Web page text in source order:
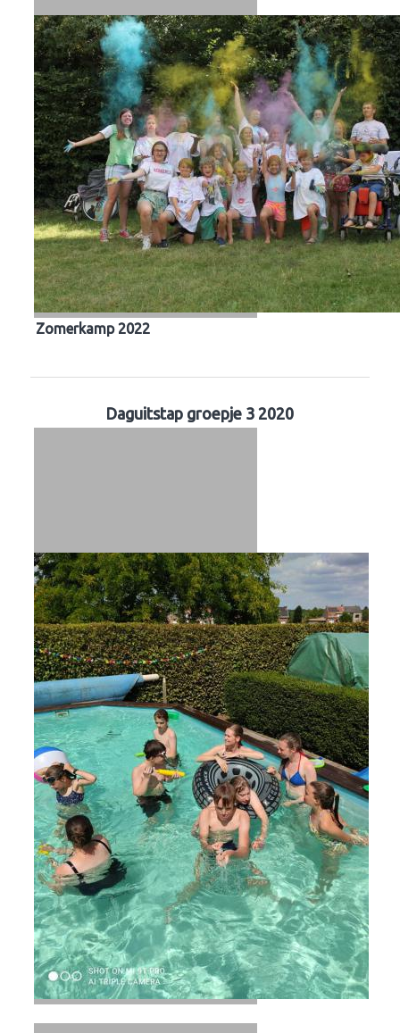
Zomerkamp 2022
Daguitstap groepje 3 2020